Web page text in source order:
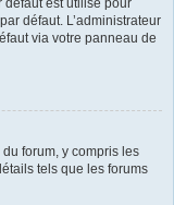
défaut est utilisé pour
défaut. L’administrateur
via votre panneau de
forum, y compris les
tels que les forums